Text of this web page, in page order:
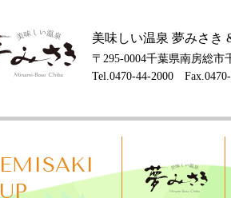
美味しい温泉 夢みさき
〒295-0004千葉県南房総市
Tel.0470-44-2000